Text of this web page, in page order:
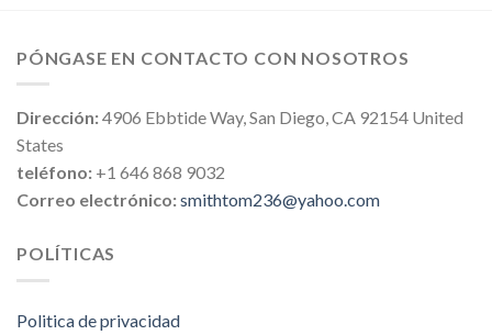
PÓNGASE EN CONTACTO CON NOSOTROS
Dirección:4906 Ebbtide Way, San Diego, CA 92154 United
States
teléfono: +1 646 868 9032
Correo electrónico:smithtom236@yahoo.com
POLÍTICAS
Politica de privacidad